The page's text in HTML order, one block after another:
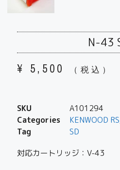
N-43
¥ 5,500 （税込）
SKU
A101294
Categories
KENWOOD RS
Tag
SD
対応カートリッジ：V-43